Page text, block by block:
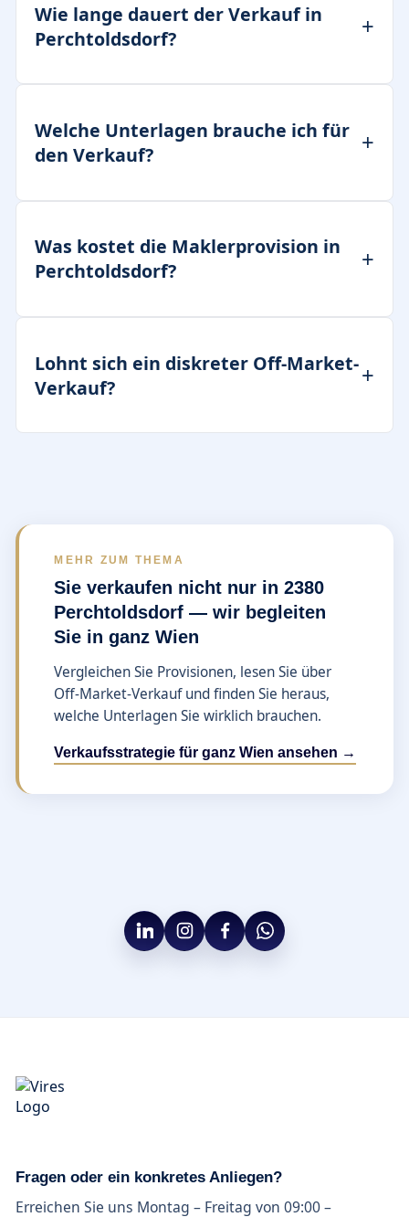
Wie lange dauert der Verkauf in
Perchtoldsdorf?
Welche Unterlagen brauche ich für
den Verkauf?
Was kostet die Maklerprovision in
Perchtoldsdorf?
Lohnt sich ein diskreter Off-Market-
Verkauf?
MEHR ZUM THEMA
Sie verkaufen nicht nur in 2380
Perchtoldsdorf — wir begleiten
Sie in ganz Wien
Vergleichen Sie Provisionen, lesen Sie über
Off-Market-Verkauf und finden Sie heraus,
welche Unterlagen Sie wirklich brauchen.
Verkaufsstrategie für ganz Wien ansehen →
Fragen oder ein konkretes Anliegen?
Erreichen Sie uns Montag – Freitag von 09:00 –